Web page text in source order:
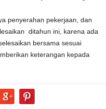
penyerahan pekerjaan, dan
ditahun ini, karena ada
bersama sesuai
keterangan kepada